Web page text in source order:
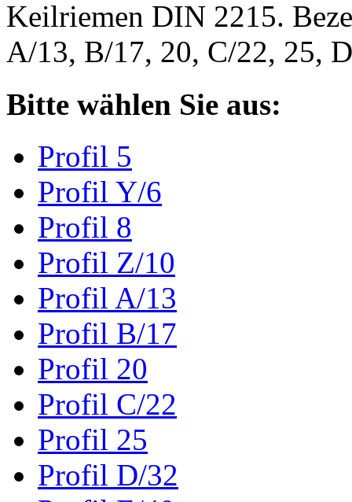
Keilriemen DIN 2215.
A/13, B/17, 20, C/22, 25,
Bitte wählen Sie aus:
Profil 5
Profil Y/6
Profil 8
Profil Z/10
Profil A/13
Profil B/17
Profil 20
Profil C/22
Profil 25
Profil D/32